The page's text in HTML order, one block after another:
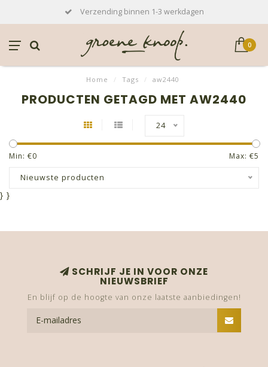
Verzending binnen 1-3 werkdagen
0
Home / Tags / aw2440
PRODUCTEN GETAGD MET AW2440
24
Min: €0 Max: €5
Nieuwste producten
} }
SCHRIJF JE IN VOOR ONZE
NIEUWSBRIEF
En blijf op de hoogte van onze laatste aanbiedingen!